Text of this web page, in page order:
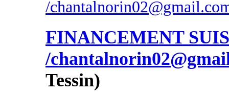
FINANCEMENT
/
Tessin)